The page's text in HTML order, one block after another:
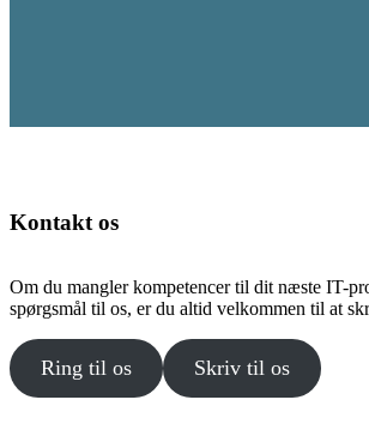
Kontakt os
Om du mangler kompetencer til dit næste IT-
spørgsmål til os, er du altid velkommen til at
Ring til os Skriv til os